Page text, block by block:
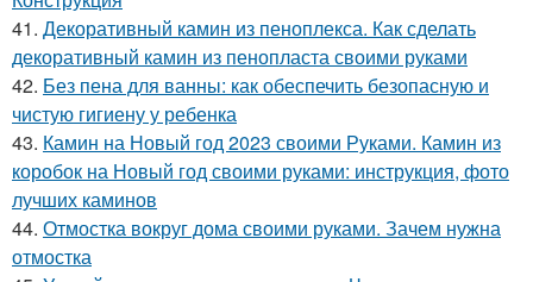
41. Декоративный камин из пеноплекса. Как сделать
декоративный камин из пенопласта своими руками
42. Без пена для ванны: как обеспечить безопасную и
чистую гигиену у ребенка
43. Камин на Новый год 2023 своими Руками. Камин из
коробок на Новый год своими руками: инструкция, фото
лучших каминов
44. Отмостка вокруг дома своими руками. Зачем нужна
отмостка